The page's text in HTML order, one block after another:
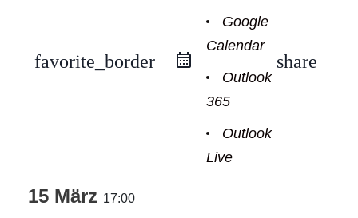
favorite_border
Google
Calendar
Outlook
365
Outlook
Live
share
15 März 17:00